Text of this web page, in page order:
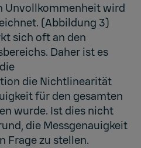
Unvollkommenheit wird
(Abbildung 3)
sich oft an den
Daher ist es
die Nichtlinearität
für den gesamten
wurde. Ist dies nicht
die Messgenauigkeit
Frage zu stellen.